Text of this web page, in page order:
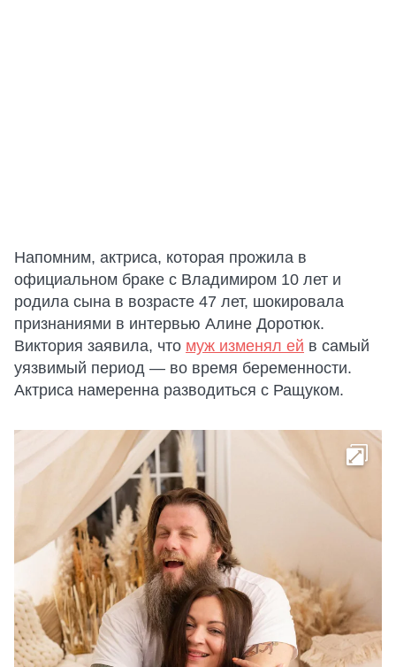
Напомним, актриса, которая прожила в
официальном браке с Владимиром 10 лет и
родила сына в возрасте 47 лет, шокировала
признаниями в интервью Алине Доротюк.
Виктория заявила, что муж изменял ей в самый
уязвимый период — во время беременности.
Актриса намеренна разводиться с Ращуком.